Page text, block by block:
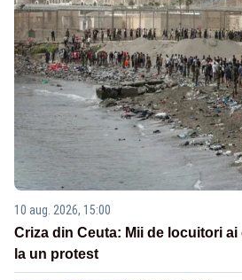
10 aug. 2026, 15:00
Criza din Ceuta: Mii de locuitori
la un protest